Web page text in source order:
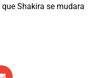
Shakira se mudara